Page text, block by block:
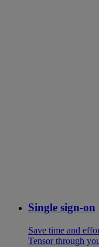
Single sign-on
Save time and
Tensor through